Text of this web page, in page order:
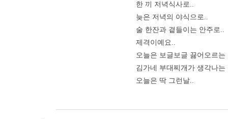
한 끼 저녁식사로..
늦은 저녁의 야식으로..
술 한잔과 곁들이는 안주로..
제격이예요..
오늘은 보글보글 끓어오르는
김가네 부대찌개가 생각나는
오늘은 딱 그런날..